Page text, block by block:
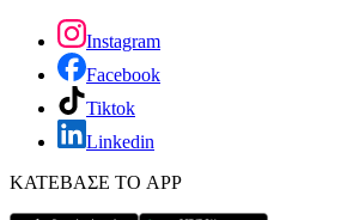
Instagram
Facebook
Tiktok
Linkedin
ΚΑΤΕΒΑΣΕ ΤΟ APP